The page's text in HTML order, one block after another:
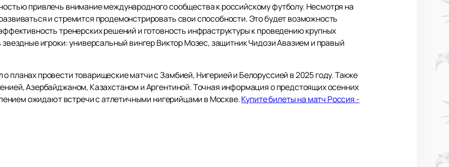
привлечь внимание международного сообщества к российскому футболу. Несмотря на
и стремится продемонстрировать свои способности. Это будет возможность
тренерских решений и готовность инфраструктуры к проведению крупных
игроки: универсальный вингер Виктор Мозес, защитник Чидози Авазием и правый
планах провести товарищеские матчи с Замбией, Нигерией и Белоруссией в 2025 году. Также
Азербайджаном, Казахстаном и Аргентиной. Точная информация о предстоящих осенних
ожидают встречи с атлетичными нигерийцами в Москве.Купите билеты на матч Россия -